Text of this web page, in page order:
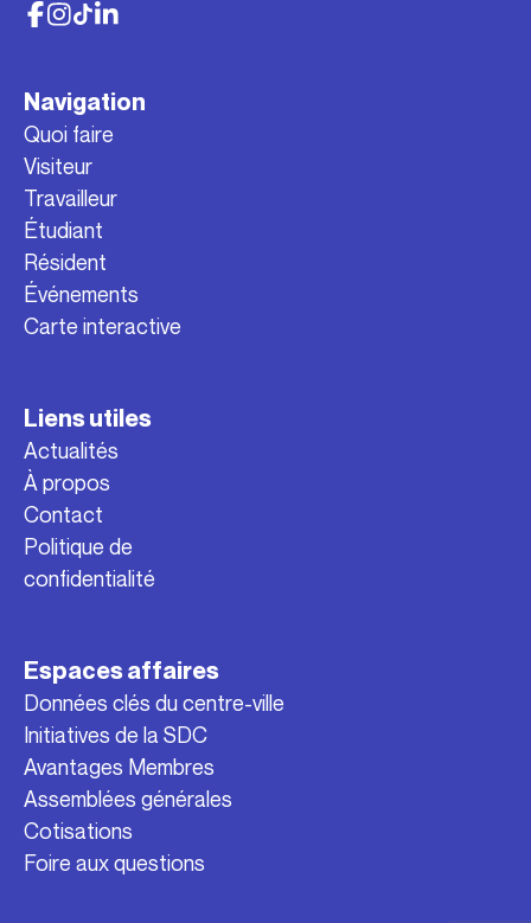
Navigation
Quoi faire
Visiteur
Travailleur
Étudiant
Résident
Événements
Carte interactive
Liens utiles
Actualités
À propos
Contact
Politique de
confidentialité
Espaces affaires
Données clés du centre-ville
Initiatives de la SDC
Avantages Membres
Assemblées générales
Cotisations
Foire aux questions